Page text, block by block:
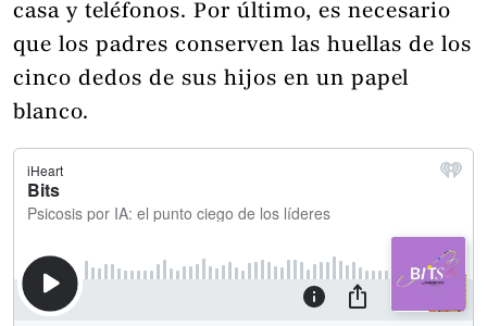
casa y teléfonos. Por último, es necesario
que los padres conserven las huellas de los
cinco dedos de sus hijos en un papel
blanco.